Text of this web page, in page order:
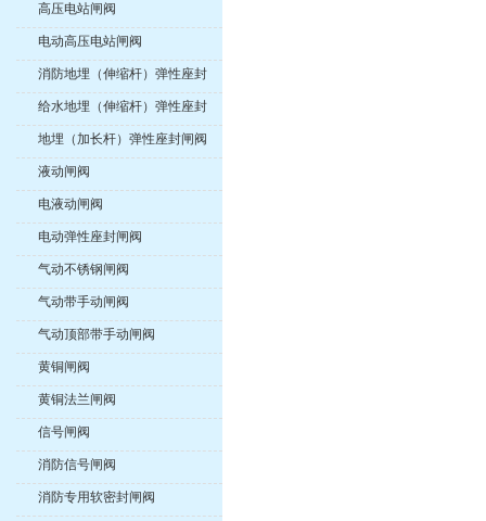
高压电站闸阀
电动高压电站闸阀
消防地埋（伸缩杆）弹性座封
闸阀
给水地埋（伸缩杆）弹性座封
闸阀
地埋（加长杆）弹性座封闸阀
液动闸阀
电液动闸阀
电动弹性座封闸阀
气动不锈钢闸阀
气动带手动闸阀
气动顶部带手动闸阀
黄铜闸阀
黄铜法兰闸阀
信号闸阀
消防信号闸阀
消防专用软密封闸阀